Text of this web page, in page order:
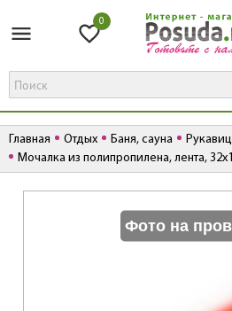
0
Главная Отдых Баня, сауна
Мочалка из полипропилена, лента,
Фото на